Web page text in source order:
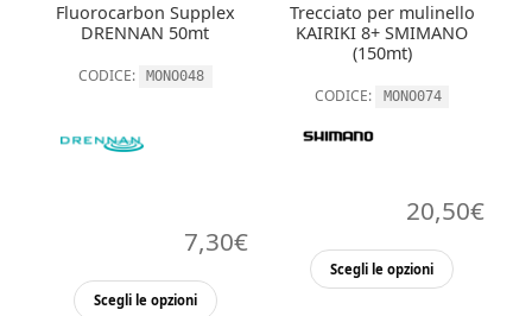
Fluorocarbon Supplex
DRENNAN 50mt
CODICE: MONO048
7,30€
Scegli le opzioni
Questo
Trecciato per mulinello
KAIRIKI 8+ SMIMANO
(150mt)
CODICE: MONO074
20,50€
Scegli le opzioni
Questo